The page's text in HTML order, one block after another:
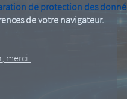
de protection des
de votre navigateur.
merci.